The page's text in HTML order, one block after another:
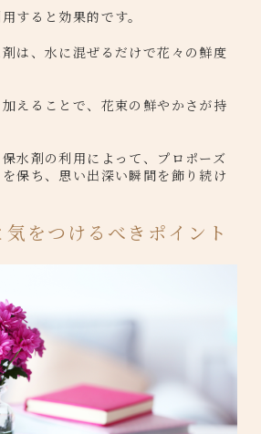
すると効果的です。
は、水に混ぜるだけで花々の鮮度
えることで、花束の鮮やかさが持
水剤の利用によって、プロポーズ
保ち、思い出深い瞬間を飾り続け
気をつけるべきポイント